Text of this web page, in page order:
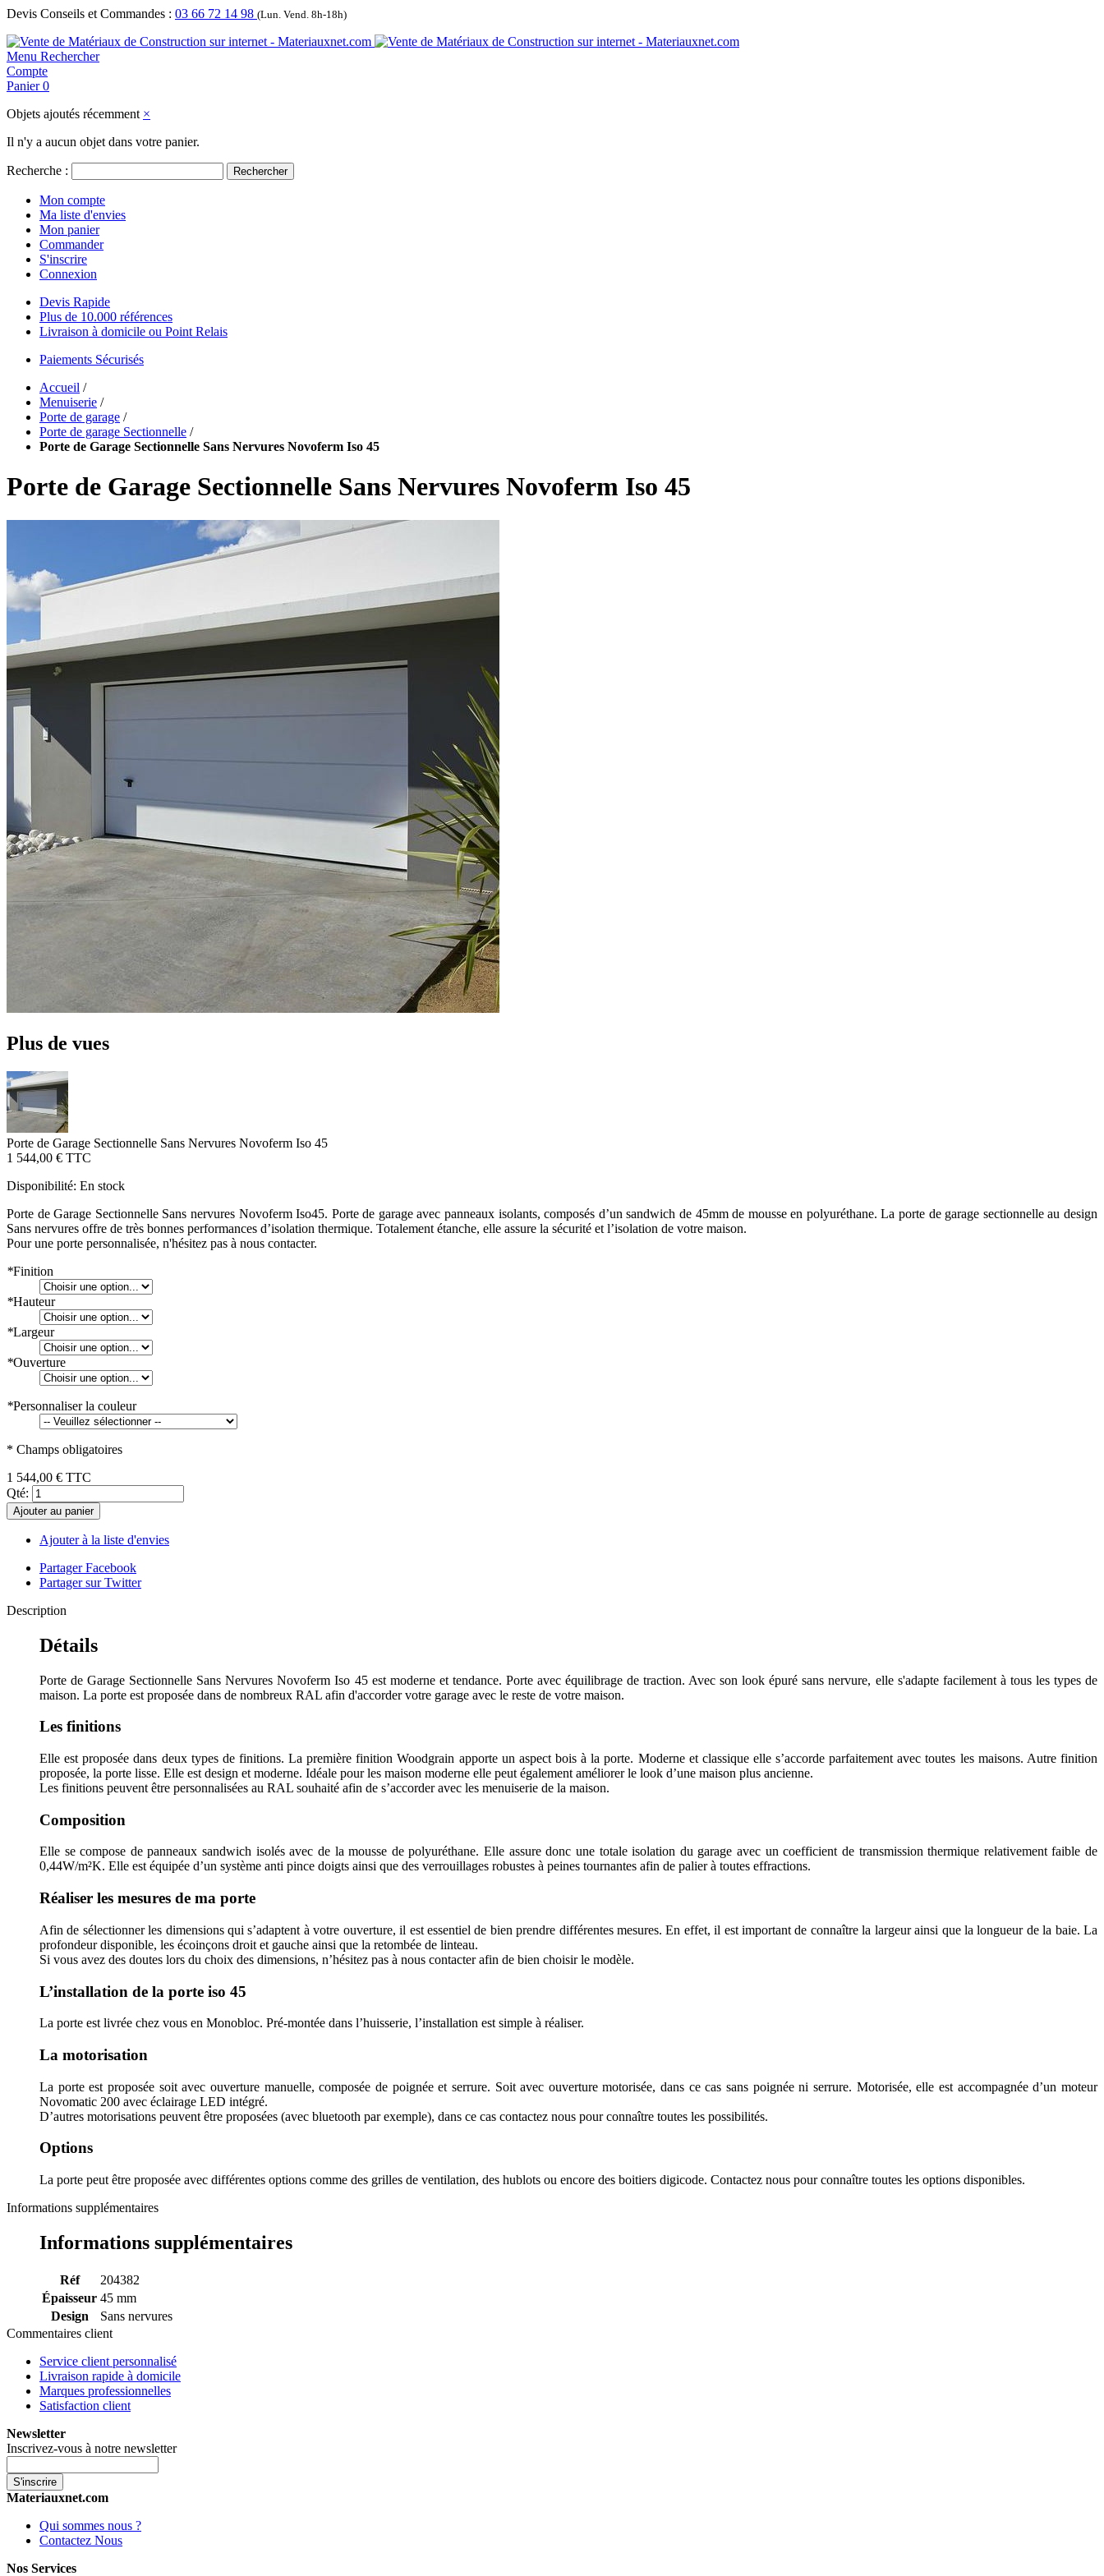
Devis Conseils et Commandes : 03 66 72 14 98 (Lun. Vend. 8h-18h)
Menu Rechercher
Compte
Panier 0
Objets ajoutés récemment ×
Il n'y a aucun objet dans votre panier.
Recherche : Rechercher
Mon compte
Ma liste d'envies
Mon panier
Commander
S'inscrire
Connexion
Devis Rapide
Plus de 10.000 références
Livraison à domicile ou Point Relais
Paiements Sécurisés
Accueil /
Menuiserie /
Porte de garage /
Porte de garage Sectionnelle /
Porte de Garage Sectionnelle Sans Nervures Novoferm Iso 45
Porte de Garage Sectionnelle Sans Nervures Novoferm Iso 45
Plus de vues
Porte de Garage Sectionnelle Sans Nervures Novoferm Iso 45
1 544,00 € TTC
Disponibilité: En stock
Porte de Garage Sectionnelle Sans nervures Novoferm Iso45. Porte de garage avec panneaux isolants, composés d’un sandwich de 45mm de mousse en polyuréthane. La porte de garage sectionnelle au design
Sans nervures offre de très bonnes performances d’isolation thermique. Totalement étanche, elle assure la sécurité et l’isolation de votre maison.
Pour une porte personnalisée, n'hésitez pas à nous contacter.
*Finition
*Hauteur
*Largeur
*Ouverture
*Personnaliser la couleur
* Champs obligatoires
1 544,00 € TTC
Qté:
Ajouter au panier
Ajouter à la liste d'envies
Partager Facebook
Partager sur Twitter
Description
Détails
Porte de Garage Sectionnelle Sans Nervures Novoferm Iso 45 est moderne et tendance. Porte avec équilibrage de traction. Avec son look épuré sans nervure, elle s'adapte facilement à tous les types de
maison. La porte est proposée dans de nombreux RAL afin d'accorder votre garage avec le reste de votre maison.
Les finitions
Elle est proposée dans deux types de finitions. La première finition Woodgrain apporte un aspect bois à la porte. Moderne et classique elle s’accorde parfaitement avec toutes les maisons. Autre finition
proposée, la porte lisse. Elle est design et moderne. Idéale pour les maison moderne elle peut également améliorer le look d’une maison plus ancienne.
Les finitions peuvent être personnalisées au RAL souhaité afin de s’accorder avec les menuiserie de la maison.
Composition
Elle se compose de panneaux sandwich isolés avec de la mousse de polyuréthane. Elle assure donc une totale isolation du garage avec un coefficient de transmission thermique relativement faible de
0,44W/m²K. Elle est équipée d’un système anti pince doigts ainsi que des verrouillages robustes à peines tournantes afin de palier à toutes effractions.
Réaliser les mesures de ma porte
Afin de sélectionner les dimensions qui s’adaptent à votre ouverture, il est essentiel de bien prendre différentes mesures. En effet, il est important de connaître la largeur ainsi que la longueur de la baie. La
profondeur disponible, les écoinçons droit et gauche ainsi que la retombée de linteau.
Si vous avez des doutes lors du choix des dimensions, n’hésitez pas à nous contacter afin de bien choisir le modèle.
L’installation de la porte iso 45
La porte est livrée chez vous en Monobloc. Pré-montée dans l’huisserie, l’installation est simple à réaliser.
La motorisation
La porte est proposée soit avec ouverture manuelle, composée de poignée et serrure. Soit avec ouverture motorisée, dans ce cas sans poignée ni serrure. Motorisée, elle est accompagnée d’un moteur
Novomatic 200 avec éclairage LED intégré.
D’autres motorisations peuvent être proposées (avec bluetooth par exemple), dans ce cas contactez nous pour connaître toutes les possibilités.
Options
La porte peut être proposée avec différentes options comme des grilles de ventilation, des hublots ou encore des boitiers digicode. Contactez nous pour connaître toutes les options disponibles.
Informations supplémentaires
Informations supplémentaires
Réf
204382
Épaisseur 45 mm
Design
Sans nervures
Commentaires client
Service client personnalisé
Livraison rapide à domicile
Marques professionnelles
Satisfaction client
Newsletter
Inscrivez-vous à notre newsletter
S'inscrire
Materiauxnet.com
Qui sommes nous ?
Contactez Nous
Nos Services